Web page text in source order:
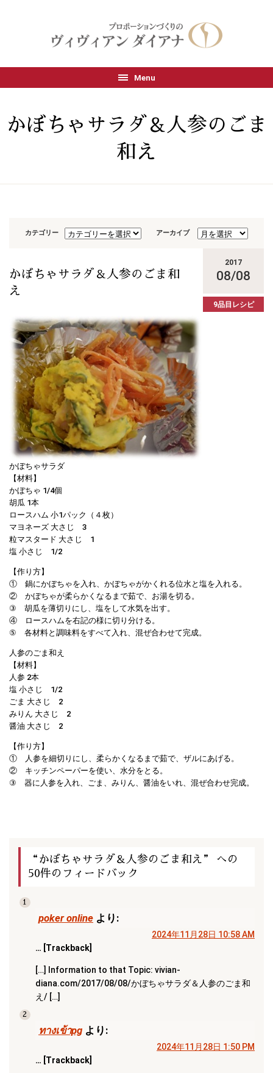
Menu
かぼちゃサラダ＆人参のごま
和え
カテゴリー アーカイブ
2017
08/08
9品目レシピ
かぼちゃサラダ＆人参のごま和
え
かぼちゃサラダ
【材料】
かぼちゃ 1/4個
胡瓜 1本
ロースハム 小1パック（４枚）
マヨネーズ 大さじ 3
粒マスタード 大さじ 1
塩 小さじ 1/2
【作り方】
① 鍋にかぼちゃを入れ、かぼちゃがかくれる位水と塩を入れる。
② かぼちゃが柔らかくなるまで茹で、お湯を切る。
③ 胡瓜を薄切りにし、塩をして水気を出す。
④ ロースハムを右記の様に切り分ける。
⑤ 各材料と調味料をすべて入れ、混ぜ合わせて完成。
人参のごま和え
【材料】
人参 2本
塩 小さじ 1/2
ごま 大さじ 2
みりん 大さじ 2
醤油 大さじ 2
【作り方】
① 人参を細切りにし、柔らかくなるまで茹で、ザルにあげる。
② キッチンペーパーを使い、水分をとる。
③ 器に人参を入れ、ごま、みりん、醤油をいれ、混ぜ合わせ完成。
“かぼちゃサラダ＆人参のごま和え” への
50件のフィードバック
1
poker online より:
2024年11月28日 10:58 AM
… [Trackback]
[…] Information to that Topic: vivian-
diana.com/2017/08/08/かぼちゃサラダ＆人参のごま和
え/ […]
2
ทางเข้าpg より:
2024年11月28日 1:50 PM
… [Trackback]